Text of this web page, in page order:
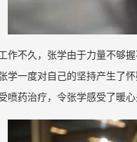
作不久，张学由于力量不够
学一度对自己的坚持产生了
喷药治疗，令张学感受了暖